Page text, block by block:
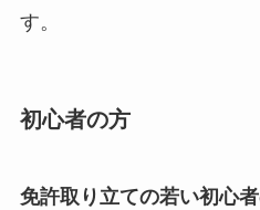
す。
初心者の方
免許取り立ての若い初心